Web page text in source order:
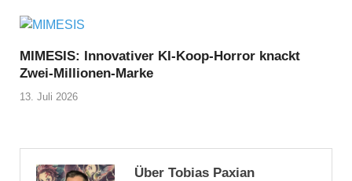
MIMESIS: Innovativer KI-Koop-Horror knackt
Zwei-Millionen-Marke
13. Juli 2026
Über Tobias Paxian